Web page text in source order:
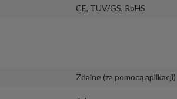
CE, TUV/GS, RoHS
Zdalne (za pomocą aplikacji)